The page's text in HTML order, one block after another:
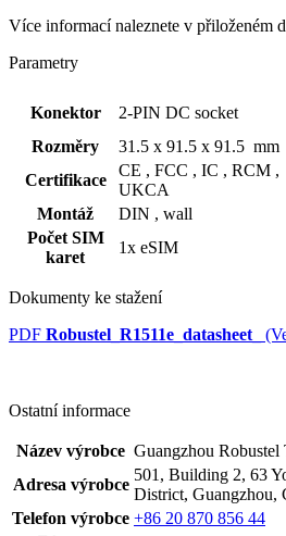
Více informací naleznete v přiloženém
Parametry
Konektor 2-PIN DC socket
Rozměry
31.5 x 91.5 x 91.5 mm
Certifikace
CE , FCC , IC , RCM ,
UKCA
Montáž
DIN , wall
Počet SIM
karet
1x eSIM
Dokumenty ke stažení
PDF Robustel_R1511e_datasheet_
Ostatní informace
Název výrobce Guangzhou
Adresa výrobce
501, Building 2, 63
District, Guangzhou,
Telefon výrobce +86 20 870 856 44